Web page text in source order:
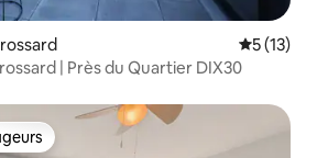
Note
5 (13)
| Près du Quartier DIX30